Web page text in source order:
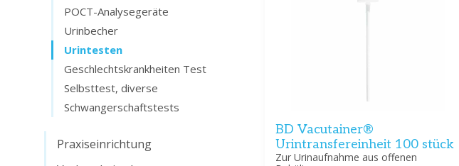
POCT-Analysegeräte
Urinbecher
Urintesten
Geschlechtskrankheiten Test
Selbsttest, diverse
Schwangerschaftstests
Praxiseinrichtung
BD Vacutainer®
Urintransfereinheit 100 stück
Zur Urinaufnahme aus offenen